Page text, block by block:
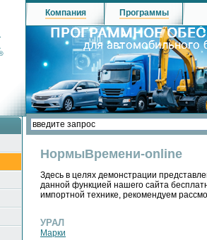
Компания Программы
НормыВремени-online
Здесь в целях демонстрации
данной функцией нашего сайта
импортной технике, рекомендуем
УРАЛ
Марки